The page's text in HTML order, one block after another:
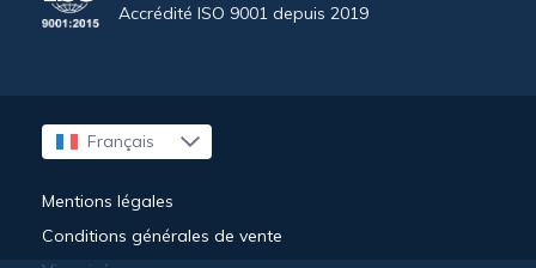
Accrédité ISO 9001 depuis 2019
Français
English
Mentions légales
Conditions générales de vente